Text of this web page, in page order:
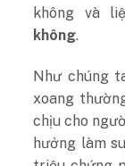
không và
không.
Như chúng
xoang
chịu cho
hưởng làm